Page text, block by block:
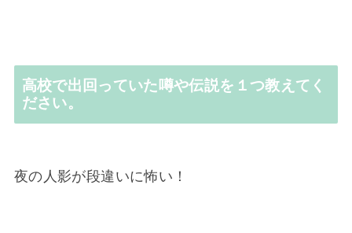
高校で出回っていた噂や伝説を１つ教えてく
ださい。
夜の人影が段違いに怖い！